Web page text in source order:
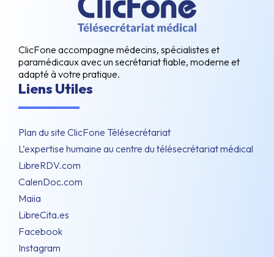
ClicFone accompagne médecins, spécialistes et
paramédicaux avec un secrétariat fiable, moderne et
adapté à votre pratique.
Liens Utiles
Plan du site ClicFone Télésecrétariat
L’expertise humaine au centre du télésecrétariat médical
LibreRDV.com
CalenDoc.com
Maiia
LibreCita.es
Facebook
Instagram